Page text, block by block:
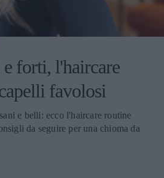
forti, l'haircare
favolosi
e belli: ecco l'haircare routine
da seguire per una chioma da